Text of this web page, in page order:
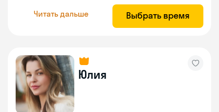
Читать дальше Выбрать время
Юлия